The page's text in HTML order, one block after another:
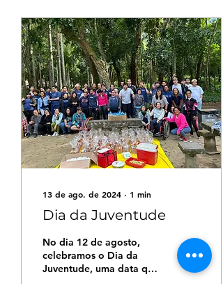
13 de ago. de 2024 ∙ 1 min
Dia da Juventude
No dia 12 de agosto,
celebramos o Dia da
Juventude, uma data que